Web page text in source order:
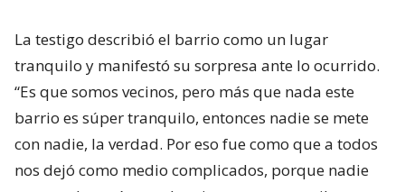
La testigo describió el barrio como un lugar
tranquilo y manifestó su sorpresa ante lo ocurrido.
“Es que somos vecinos, pero más que nada este
barrio es súper tranquilo, entonces nadie se mete
con nadie, la verdad. Por eso fue como que a todos
nos dejó como medio complicados, porque nadie